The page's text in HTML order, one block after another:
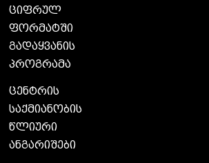
ციფრულ
ფორმატში
გადაყვანის
პროგრამა
ცენტრის
საქმიანობის
წლიური
ანგარიშები